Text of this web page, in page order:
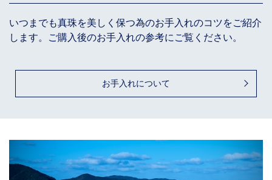
いつまでも真珠を美しく保つ為のお手入れのコツをご紹介
します。ご購入後のお手入れの参考にご覧ください。
お手入れについて